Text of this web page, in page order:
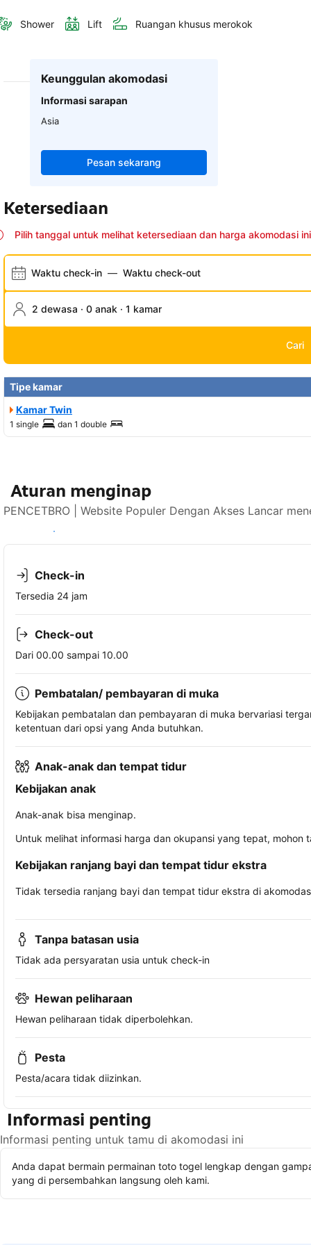
Shower Lift Ruangan khusus merokok
Keunggulan akomodasi
Informasi sarapan
Asia
Pesan sekarang
Ketersediaan
Pilih tanggal untuk melihat ketersediaan dan harga akomodasi ini
Waktu check-in — Waktu check-out
2 dewasa · 0 anak · 1 kamar
Cari
Tipe kamar
Kamar Twin
1 single dan 1 double
Aturan menginap
PENCETBRO | Website Populer Dengan Akses Lancar
Lihat ketersediaan
Check-in
Tersedia 24 jam
Check-out
Dari 00.00 sampai 10.00
Pembatalan/ pembayaran di muka
Kebijakan pembatalan dan pembayaran di muka bervariasi
ketentuan dari opsi yang Anda butuhkan.
Anak-anak dan tempat tidur
Kebijakan anak
Anak-anak bisa menginap.
Untuk melihat informasi harga dan okupansi yang tepat,
Kebijakan ranjang bayi dan tempat tidur ekstra
Tidak tersedia ranjang bayi dan tempat tidur ekstra di
Tanpa batasan usia
Tidak ada persyaratan usia untuk check-in
Hewan peliharaan
Hewan peliharaan tidak diperbolehkan.
Pesta
Pesta/acara tidak diizinkan.
Informasi penting
Informasi penting untuk tamu di akomodasi ini
Anda dapat bermain permainan toto togel lengkap dengan
yang di persembahkan langsung oleh kami.